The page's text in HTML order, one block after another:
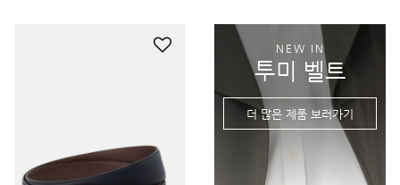
NEW IN
투미 벨트
더 많은 제품 보러가기